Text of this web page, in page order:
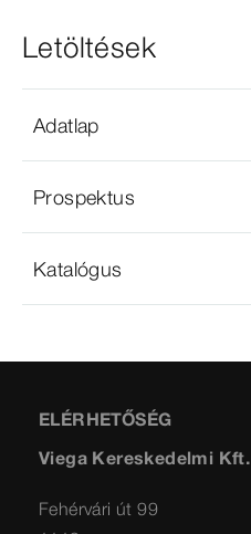
Letöltések
Adatlap
Prospektus
Katalógus
ELÉRHETŐSÉG
Viega Kereskedelmi Kft.
Fehérvári út 99